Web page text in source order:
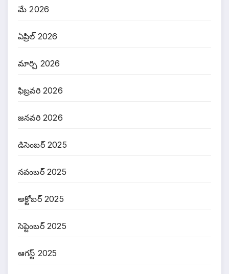
మే 2026
ఏప్రిల్ 2026
మార్చి 2026
ఫిబ్రవరి 2026
జనవరి 2026
డిసెంబర్ 2025
నవంబర్ 2025
అక్టోబర్ 2025
సెప్టెంబర్ 2025
ఆగస్ట్ 2025